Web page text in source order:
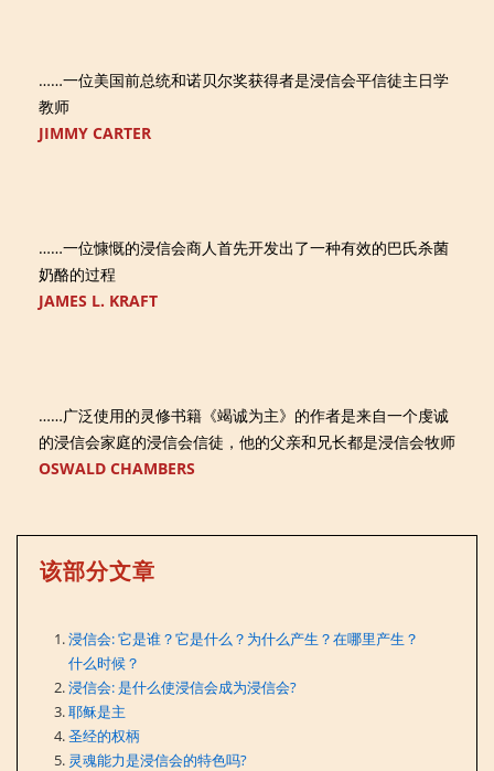
……一位美国前总统和诺贝尔奖获得者是浸信会平信徒主日学
教师
JIMMY CARTER
……一位慷慨的浸信会商人首先开发出了一种有效的巴氏杀菌
奶酪的过程
JAMES L. KRAFT
……广泛使用的灵修书籍《竭诚为主》的作者是来自一个虔诚
的浸信会家庭的浸信会信徒，他的父亲和兄长都是浸信会牧师
OSWALD CHAMBERS
该部分文章
浸信会: 它是谁？它是什么？为什么产生？在哪里产生？
什么时候？
浸信会: 是什么使浸信会成为浸信会?
耶稣是主
圣经的权柄
灵魂能力是浸信会的特色吗?